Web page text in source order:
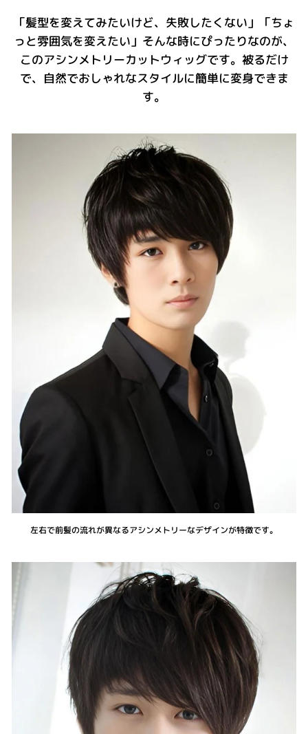
「髪型を変えてみたいけど、失敗したくない」「ちょ
っと雰囲気を変えたい」そんな時にぴったりなのが、
このアシンメトリーカットウィッグです。被るだけ
で、自然でおしゃれなスタイルに簡単に変身できま
す。
左右で前髪の流れが異なるアシンメトリーなデザインが特徴です。